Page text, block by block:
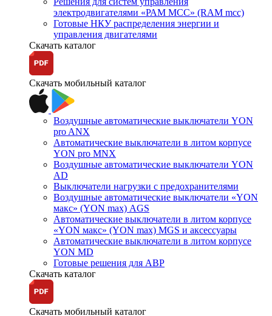
электродвигателями «РАМ МСС» (RAM mcc)
Готовые НКУ распределения энергии и
управления двигателями
Скачать каталог
Скачать мобильный каталог
Воздушные автоматические выключатели YON
pro ANX
Автоматические выключатели в литом корпусе
YON pro MNX
Воздушные автоматические выключатели YON
AD
Выключатели нагрузки с предохранителями
Воздушные автоматические выключатели «YON
макс» (YON max) AGS
Автоматические выключатели в литом корпусе
«YON макс» (YON max) MGS и аксессуары
Автоматические выключатели в литом корпусе
YON MD
Готовые решения для АВР
Скачать каталог
Скачать мобильный каталог